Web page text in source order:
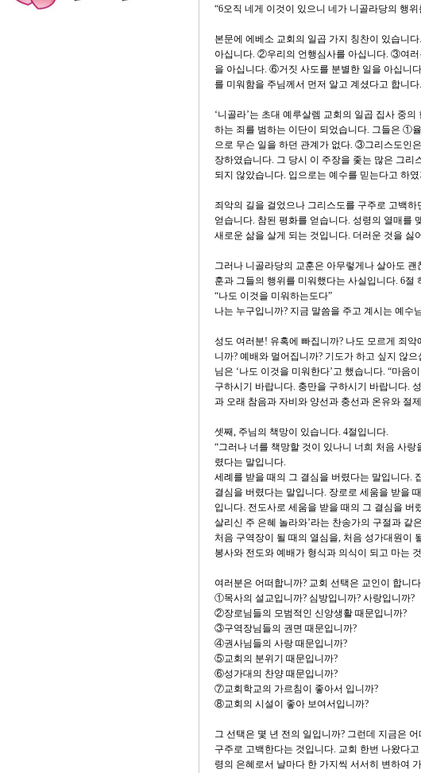
“6오직 네게 이것이 있으니 네가 니골라당의 행
본문에 에베소 교회의 일곱 가지 칭찬이 있습니
아십니다. ②우리의 언행심사를 아십니다. ③여
을 아십니다. ⑥거짓 사도를 분별한 일을 아십니
를 미워함을 주님께서 먼저 알고 계셨다고 합니다.
‘니골라’는 초대 예루살렘 교회의 일곱 집사 중
하는 죄를 범하는 이단이 되었습니다. 그들은 ①
으로 무슨 일을 하던 관계가 없다. ③그리스도인
장하였습니다. 그 당시 이 주장을 좇는 많은 그
되지 않았습니다. 입으로는 예수를 믿는다고 하
죄악의 길을 걸었으나 그리스도를 구주로 고백
얻습니다. 참된 평화를 얻습니다. 성령의 열매를
새로운 삶을 살게 되는 것입니다. 더러운 것을 싫
그러나 니골라당의 교훈은 아무렇게나 살아도
훈과 그들의 행위를 미워했다는 사실입니다. 6절
“나도 이것을 미워하는도다”
나는 누구입니까? 지금 말씀을 주고 계시는 예
성도 여러분! 유혹에 빠집니까? 나도 모르게 죄
니까? 예배와 멀어집니까? 기도가 하고 싶지 않
님은 ‘나도 이것을 미워한다’고 했습니다. “마음
구하시기 바랍니다. 충만을 구하시기 바랍니다.
과 오래 참음과 자비와 양선과 충선과 온유와 절
셋째, 주님의 책망이 있습니다. 4절입니다.
“그러나 너를 책망할 것이 있나니 너희 처음 사
렸다는 말입니다.
세례를 받을 때의 그 결심을 버렸다는 말입니다.
결심을 버렸다는 말입니다. 장로로 세움을 받을
입니다. 전도사로 세움을 받을 때의 그 결심을 버
살리신 주 은혜 놀라와’라는 찬송가의 구절과 같
처음 구역장이 될 때의 열심을, 처음 성가대원이
봉사와 전도와 예배가 형식과 의식이 되고 마는
여러분은 어떠합니까? 교회 선택은 교인이 합니
①목사의 설교입니까? 심방입니까? 사랑입니까?
②장로님들의 모범적인 신앙생활 때문입니까?
③구역장님들의 권면 때문입니까?
④권사님들의 사랑 때문입니까?
⑤교회의 분위기 때문입니까?
⑥성가대의 찬양 때문입니까?
⑦교회학교의 가르침이 좋아서 입니까?
⑧교회의 시설이 좋아 보여서입니까?
그 선택은 몇 년 전의 일입니까? 그런데 지금은
구주로 고백한다는 것입니다. 교회 한번 나왔다
령의 은혜로서 날마다 한 가지씩 서서히 변하여